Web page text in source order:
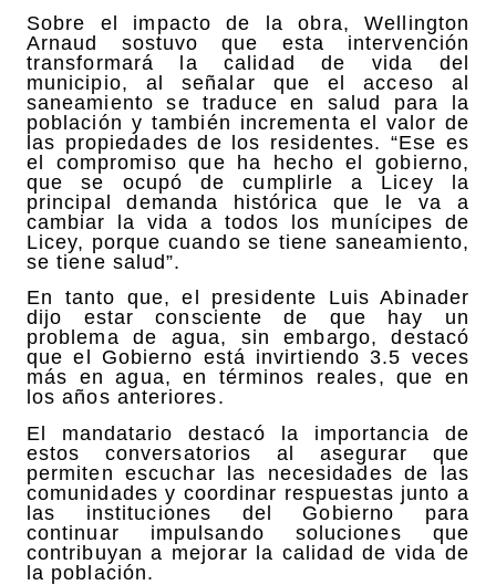
Sobre el impacto de la obra, Wellington
Arnaud sostuvo que esta intervención
transformará la calidad de vida del
municipio, al señalar que el acceso al
saneamiento se traduce en salud para la
población y también incrementa el valor de
las propiedades de los residentes. “Ese es
el compromiso que ha hecho el gobierno,
que se ocupó de cumplirle a Licey la
principal demanda histórica que le va a
cambiar la vida a todos los munícipes de
Licey, porque cuando se tiene saneamiento,
se tiene salud”.
En tanto que, el presidente Luis Abinader
dijo estar consciente de que hay un
problema de agua, sin embargo, destacó
que el Gobierno está invirtiendo 3.5 veces
más en agua, en términos reales, que en
los años anteriores.
El mandatario destacó la importancia de
estos conversatorios al asegurar que
permiten escuchar las necesidades de las
comunidades y coordinar respuestas junto a
las instituciones del Gobierno para
continuar impulsando soluciones que
contribuyan a mejorar la calidad de vida de
la población.